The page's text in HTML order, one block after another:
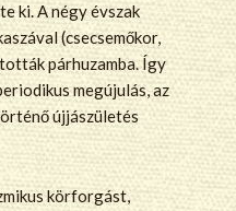
ki. A négy évszak
(csecsemőkor,
párhuzamba. Így
megújulás, az
újjászületés
körforgást,